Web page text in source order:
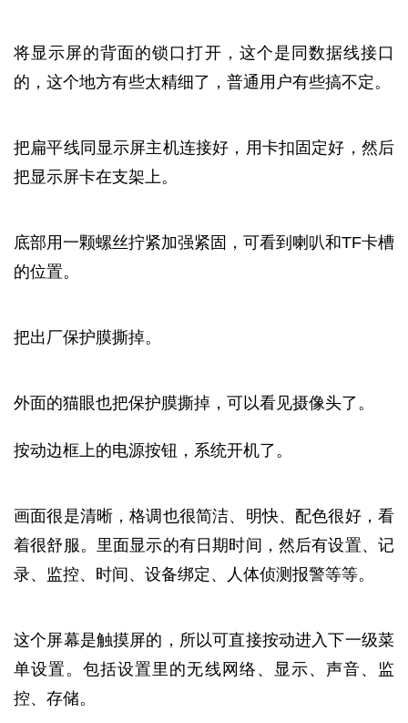
将显示屏的背面的锁口打开，这个是同数据线接口
的，这个地方有些太精细了，普通用户有些搞不定。
把扁平线同显示屏主机连接好，用卡扣固定好，然后
把显示屏卡在支架上。
底部用一颗螺丝拧紧加强紧固，可看到喇叭和TF卡槽
的位置。
把出厂保护膜撕掉。
外面的猫眼也把保护膜撕掉，可以看见摄像头了。
按动边框上的电源按钮，系统开机了。
画面很是清晰，格调也很简洁、明快、配色很好，看
着很舒服。里面显示的有日期时间，然后有设置、记
录、监控、时间、设备绑定、人体侦测报警等等。
这个屏幕是触摸屏的，所以可直接按动进入下一级菜
单设置。包括设置里的无线网络、显示、声音、监
控、存储。